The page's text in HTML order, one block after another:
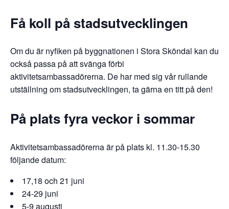
Få koll på stadsutvecklingen
Om du är nyfiken på byggnationen i Stora Sköndal kan du
också passa på att svänga förbi
aktivitetsambassadörerna. De har med sig vår rullande
utställning om stadsutvecklingen, ta gärna en titt på den!
På plats fyra veckor i sommar
Aktivitetsambassadörerna är på plats kl. 11.30-15.30
följande datum:
17,18 och 21 juni
24-29 juni
5-9 augusti